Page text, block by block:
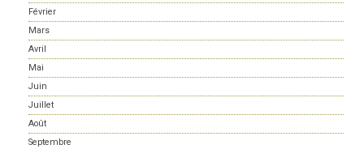
Février
Mars
Avril
Mai
Juin
Juillet
Août
Septembre